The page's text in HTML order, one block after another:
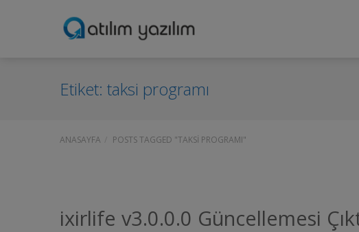
Etiket: taksi programı
ANASAYFA POSTS TAGGED "TAKSI PROGRAMI"
ixirlife v3.0.0.0 Güncellemesi